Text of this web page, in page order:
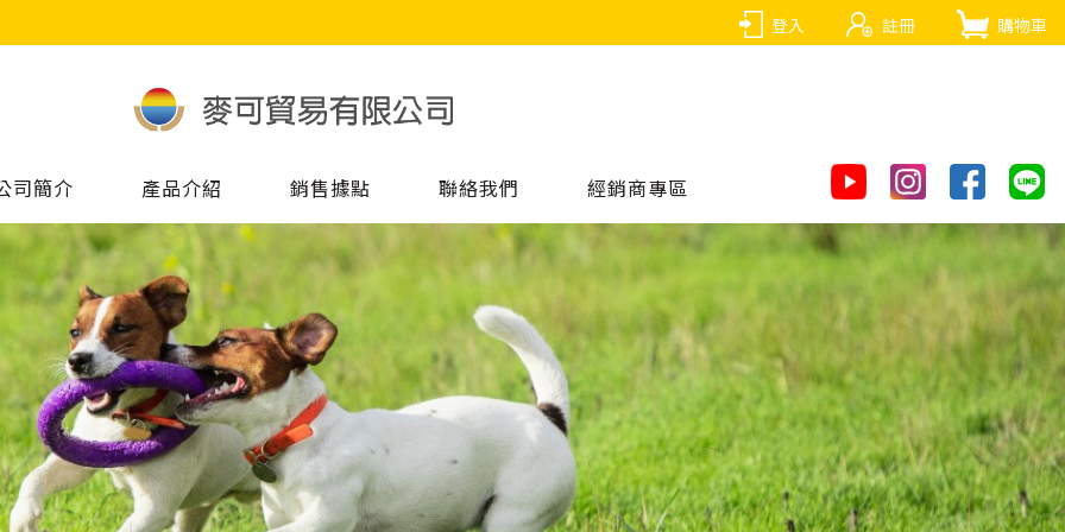
登入 註冊 購物車
司簡介 產品介紹 銷售據點 聯絡我們 經銷商專區